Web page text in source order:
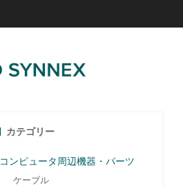
カテゴリー
コンピュータ周辺機器・パーツ
ケーブル